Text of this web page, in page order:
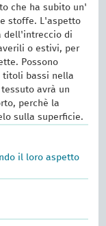
che ha subito un'
stoffe. L'aspetto
dell'intreccio di
o estivi, per
Possono
titoli bassi nella
avrà un
perchè la
sulla superficie.
il loro aspetto